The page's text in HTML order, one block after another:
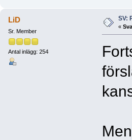
LiD
Sr. Member
Antal inlägg: 254
SV:
«